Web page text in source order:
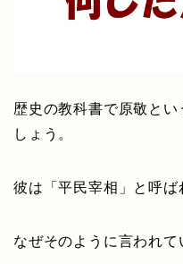
歴史の教科書で原敬と
しょう。
彼は「平民宰相」と呼ば
なぜそのように言われて